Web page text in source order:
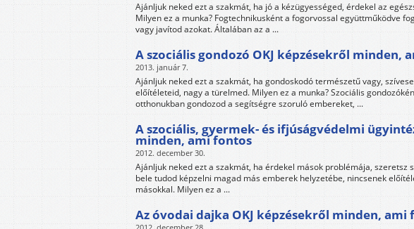
Ajánljuk neked ezt a szakmát, ha jó a kézügyességed, érdekel az
Milyen ez a munka? Fogtechnikusként a fogorvossal együttműködve
vagy javítod azokat. Általában az a ...
A szociális gondozó OKJ képzésekről minden,
2013. január 7.
Ajánljuk neked ezt a szakmát, ha gondoskodó természetű vagy,
előítéleteid, nagy a türelmed. Milyen ez a munka? Szociális
otthonukban gondozod a segítségre szoruló embereket, ...
A szociális, gyermek- és ifjúságvédelmi
minden, ami fontos
2012. december 30.
Ajánljuk neked ezt a szakmát, ha érdekel mások problémája, szeretsz
bele tudod képzelni magad más emberek helyzetébe, nincsenek
másokkal. Milyen ez a ...
Az óvodai dajka OKJ képzésekről minden, ami